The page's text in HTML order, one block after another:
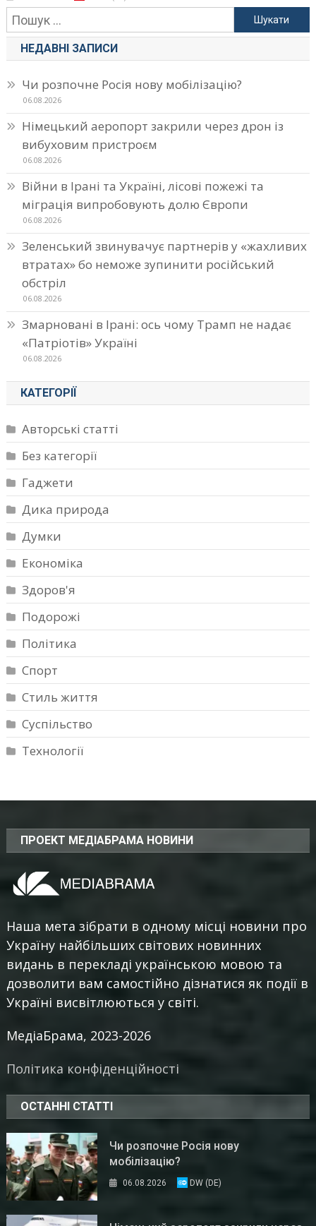
Пошук:
НЕДАВНІ ЗАПИСИ
Чи розпочне Росія нову мобілізацію?
06.08.2026
Німецький аеропорт закрили через дрон із
вибуховим пристроєм
06.08.2026
Війни в Ірані та Україні, лісові пожежі та
міграція випробовують долю Європи
06.08.2026
Зеленський звинувачує партнерів у «жахливих
втратах» бо неможе зупинити російський
обстріл
06.08.2026
Змарновані в Ірані: ось чому Трамп не надає
«Патріотів» Україні
06.08.2026
КАТЕГОРІЇ
Авторські статті
Без категорії
Гаджети
Дика природа
Думки
Економіка
Здоров'я
Подорожі
Політика
Спорт
Стиль життя
Суспільство
Технології
ПРОЕКТ МЕДІАБРАМА НОВИНИ
Наша мета зібрати в одному місці новини про
Україну найбільших світових новинних
видань в перекладі українською мовою та
дозволити вам самостійно дізнатися як події в
Україні висвітлюються у світі.
МедіаБрама, 2023-2026
Політика конфіденційності
ОСТАННІ СТАТТІ
Чи розпочне Росія нову
мобілізацію?
06.08.2026 DW (DE)